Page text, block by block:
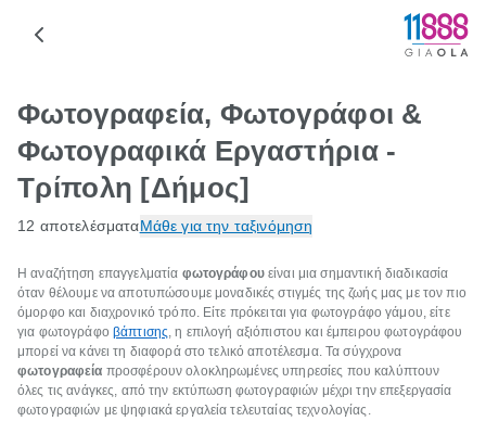
Φωτογραφεία, Φωτογράφοι &
Φωτογραφικά Εργαστήρια -
Τρίπολη [Δήμος]
12 αποτελέσματαΜάθε για την ταξινόμηση
Η αναζήτηση επαγγελματία φωτογράφουείναι μια σημαντική διαδικασία
όταν θέλουμε να αποτυπώσουμε μοναδικές στιγμές της ζωής μας με τον πιο
όμορφο και διαχρονικό τρόπο. Είτε πρόκειται για φωτογράφο γάμου, είτε
για φωτογράφο βάπτισης, η επιλογή αξιόπιστου και έμπειρου φωτογράφου
μπορεί να κάνει τη διαφορά στο τελικό αποτέλεσμα. Τα σύγχρονα
φωτογραφεία προσφέρουν ολοκληρωμένες υπηρεσίες που καλύπτουν
όλες τις ανάγκες, από την εκτύπωση φωτογραφιών μέχρι την επεξεργασία
φωτογραφιών με ψηφιακά εργαλεία τελευταίας τεχνολογίας.